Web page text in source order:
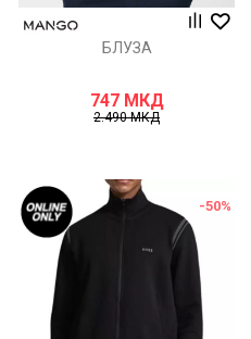
БЛУЗА
747 МКД
2.490МКД
-50%